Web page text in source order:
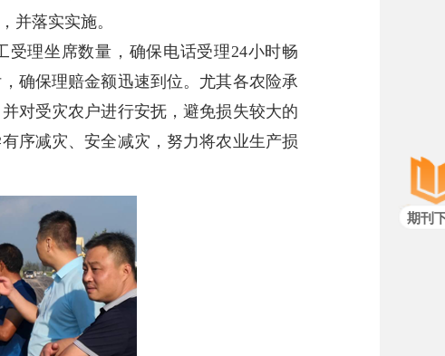
并落实实施。
理坐席数量，确保电话受理24小时畅
确保理赔金额迅速到位。尤其各农险承
对受灾农户进行安抚，避免损失较大的
序减灾、安全减灾，努力将农业生产损
期刊